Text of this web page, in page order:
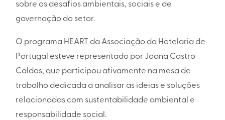
sobre os desafios ambientais, sociais e de
governação do setor.
O programa HEART da Associação da Hotelaria de
Portugal esteve representado por Joana Castro
Caldas, que participou ativamente na mesa de
trabalho dedicada a analisar as ideias e soluções
relacionadas com sustentabilidade ambiental e
responsabilidade social.